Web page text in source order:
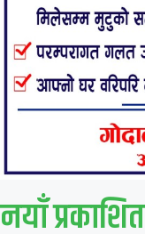
नयाँ प्रकाशित